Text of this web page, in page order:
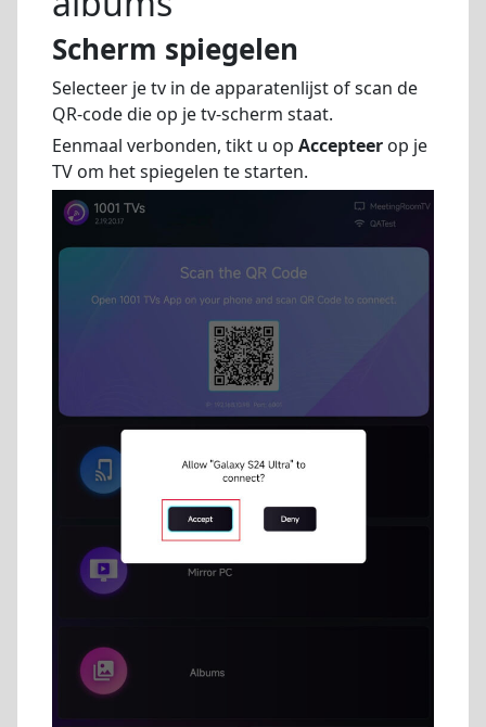
Scherm spiegelen
Selecteer je tv in de apparatenlijst of scan de
QR-code die op je tv-scherm staat.
Eenmaal verbonden, tikt u op Accepteer op je
TV om het spiegelen te starten.